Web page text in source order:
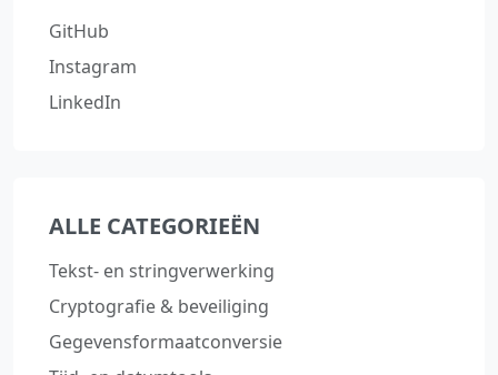
GitHub
Instagram
LinkedIn
ALLE CATEGORIEËN
Tekst‑ en stringverwerking
Cryptografie & beveiliging
Gegevensformaatconversie